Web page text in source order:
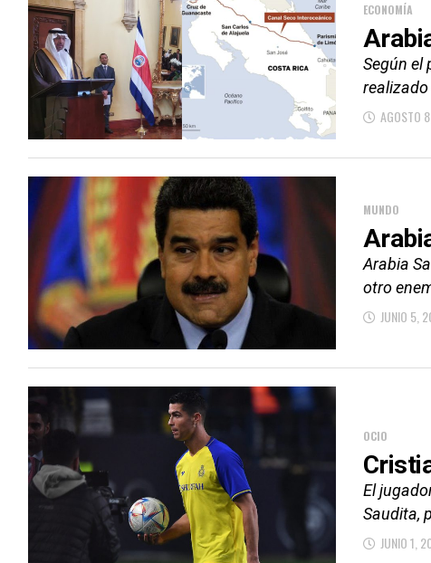
ECONOMÍA
Según el
AGOSTO
MUNDO
Arabia
otro
JUNIO 5,
OCIO
El
Saudita,
JUNIO 1,